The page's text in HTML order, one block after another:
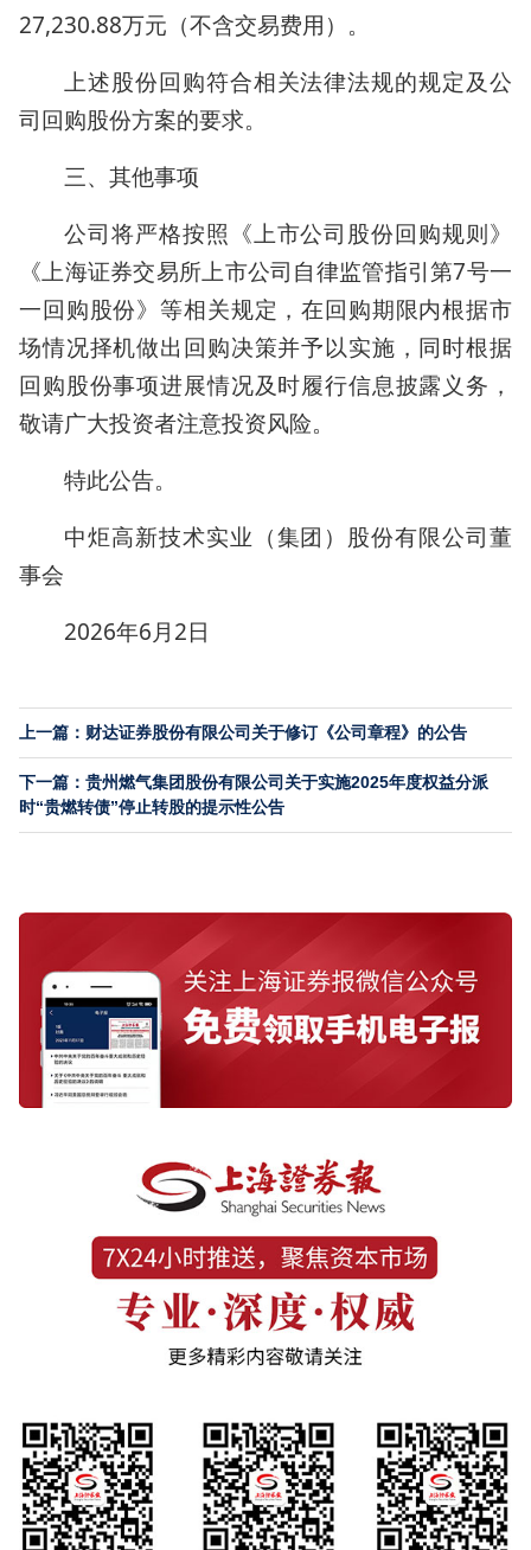
27,230.88万元（不含交易费用）。
上述股份回购符合相关法律法规的规定及公
司回购股份方案的要求。
三、其他事项
公司将严格按照《上市公司股份回购规则》
《上海证券交易所上市公司自律监管指引第7号一
一回购股份》等相关规定，在回购期限内根据市
场情况择机做出回购决策并予以实施，同时根据
回购股份事项进展情况及时履行信息披露义务，
敬请广大投资者注意投资风险。
特此公告。
中炬高新技术实业（集团）股份有限公司董
事会
2026年6月2日
上一篇：财达证券股份有限公司关于修订《公司章程》的公告
下一篇：贵州燃气集团股份有限公司关于实施2025年度权益分派
时“贵燃转债”停止转股的提示性公告